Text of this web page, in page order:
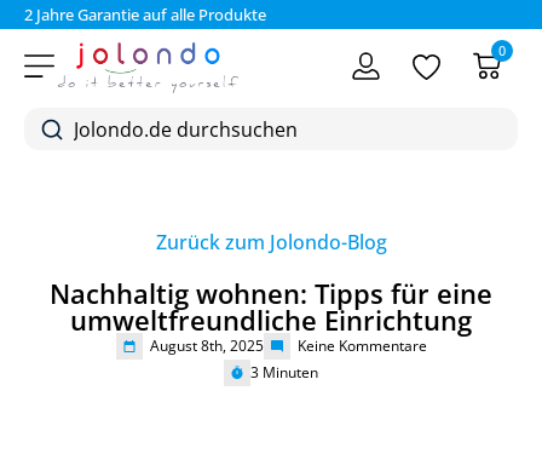
2 Jahre Garantie auf alle Produkte
0
Zurück zum Jolondo-Blog
Nachhaltig wohnen: Tipps für eine
umweltfreundliche Einrichtung
August 8th, 2025
Keine Kommentare
3 Minuten